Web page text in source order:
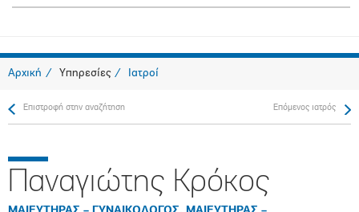
Αρχική Υπηρεσίες Ιατροί
Επιστροφή στην αναζήτηση Επόμενος ιατρός
Παναγιώτης Κρόκος